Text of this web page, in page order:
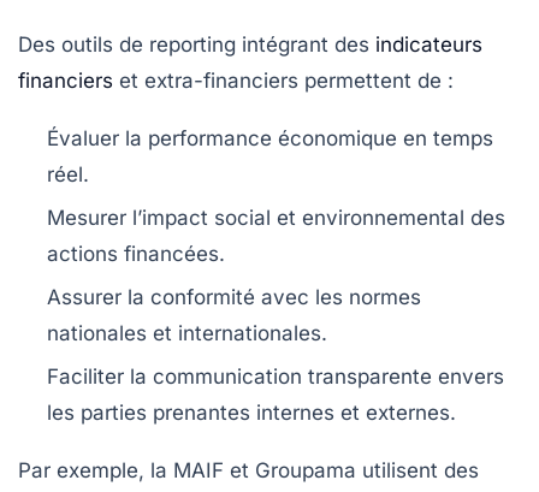
Des outils de reporting intégrant des indicateurs
financiers et extra-financiers permettent de :
Évaluer la performance économique en temps
réel.
Mesurer l’impact social et environnemental des
actions financées.
Assurer la conformité avec les normes
nationales et internationales.
Faciliter la communication transparente envers
les parties prenantes internes et externes.
Par exemple, la MAIF et Groupama utilisent des